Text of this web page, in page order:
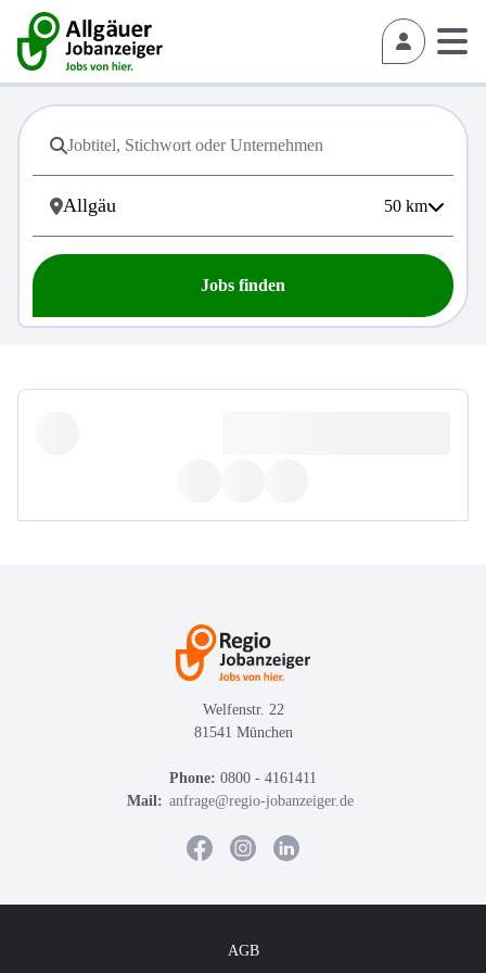
50 km
Jobs finden
Welfenstr. 22
81541 München
Phone: 0800 - 4161411
Mail: anfrage@regio-jobanzeiger.de
AGB